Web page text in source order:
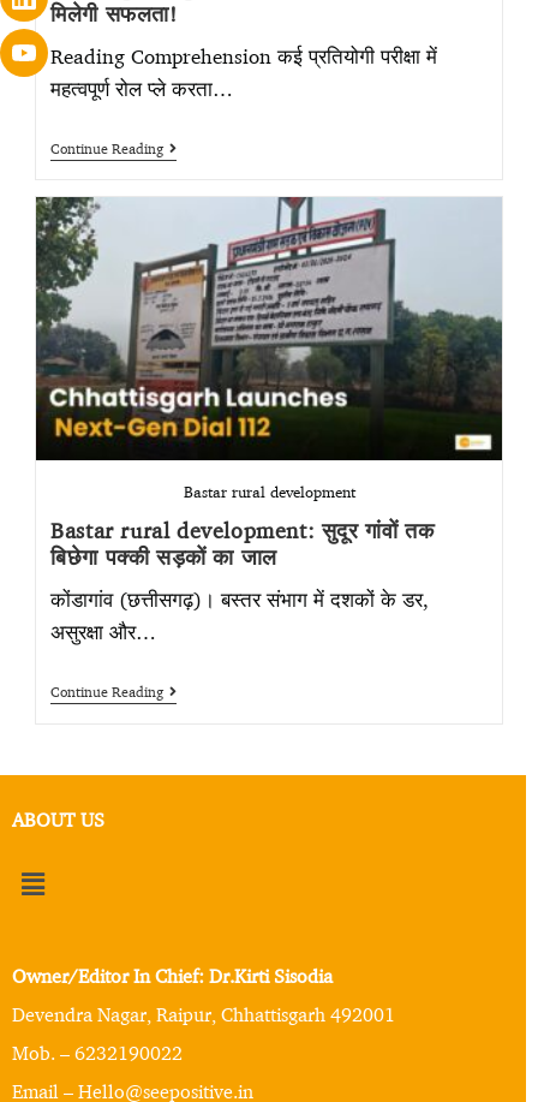
मिलेगी सफलता!
Reading Comprehension कई प्रतियोगी परीक्षा में
महत्वपूर्ण रोल प्ले करता…
Continue Reading
Bastar rural development
Bastar rural development: सुदूर गांवों तक
बिछेगा पक्की सड़कों का जाल
कोंडागांव (छत्तीसगढ़)। बस्तर संभाग में दशकों के डर,
असुरक्षा और…
Continue Reading
ABOUT US
Owner/Editor In Chief: Dr.Kirti Sisodia
Devendra Nagar, Raipur, Chhattisgarh 492001
Mob. – 6232190022
Email – Hello@seepositive.in